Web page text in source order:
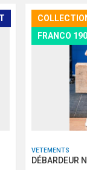
FRANCO
VETEMENTS
DÉBARDEUR